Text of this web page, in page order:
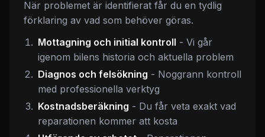
När problemet är identifierat får du en tydlig
förklaring av vad som behöver göras.
Mottagning och initial kontroll - Vi går
igenom bilens historia och aktuella problem
Diagnos och felsökning - Noggrann kontroll
med professionella verktyg
Kostnadsberäkning - Du får veta exakt vad
reparationen kommer att kosta